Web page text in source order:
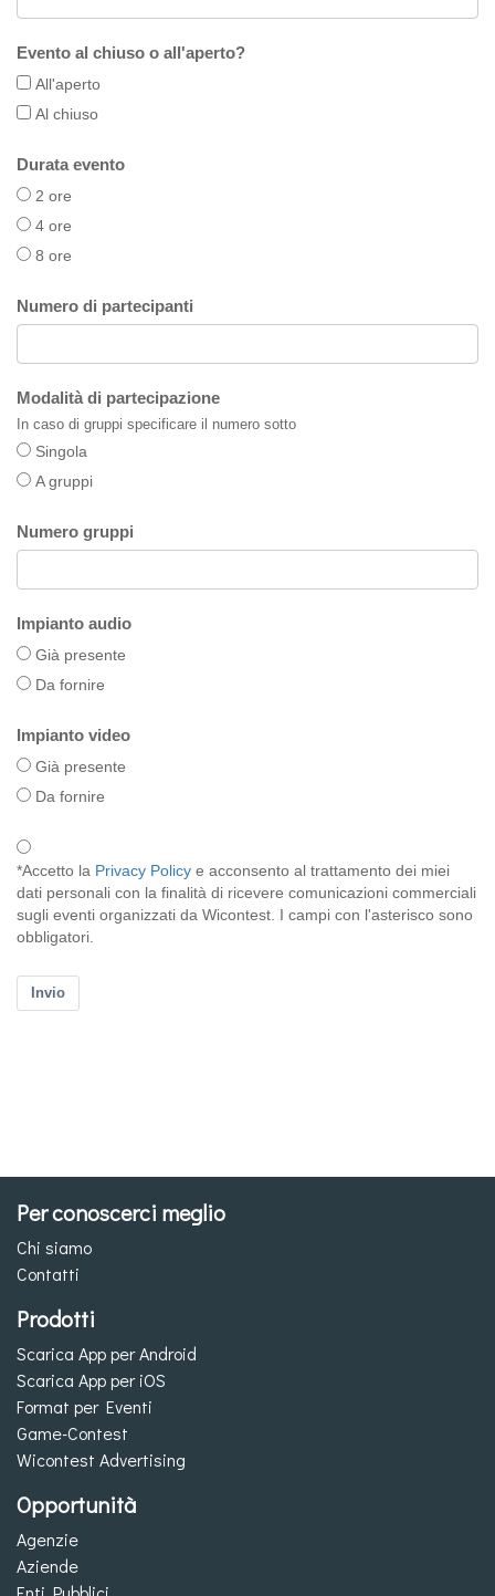
Per conoscerci meglio
Chi siamo
Contatti
Prodotti
Scarica App per Android
Scarica App per iOS
Format per Eventi
Game-Contest
Wicontest Advertising
Opportunità
Agenzie
Aziende